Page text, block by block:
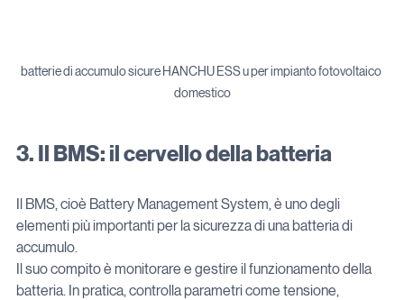
batterie di accumulo sicure HANCHU ESS u per impianto fotovoltaico
domestico
3. Il BMS: il cervello della batteria
Il BMS, cioè Battery Management System, è uno degli
elementi più importanti per la sicurezza di una batteria di
accumulo.
Il suo compito è monitorare e gestire il funzionamento della
batteria. In pratica, controlla parametri come tensione,